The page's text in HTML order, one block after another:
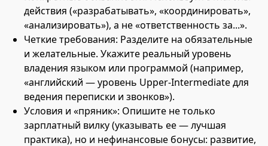
действия («разрабатывать», «координировать»,
«анализировать»), а не «ответственность за...».
Четкие требования: Разделите на обязательные
и желательные. Укажите реальный уровень
владения языком или программой (например,
«английский — уровень Upper-Intermediate для
ведения переписки и звонков»).
Условия и «пряник»: Опишите не только
зарплатный вилку (указывать ее — лучшая
практика), но и нефинансовые бонусы: развитие,